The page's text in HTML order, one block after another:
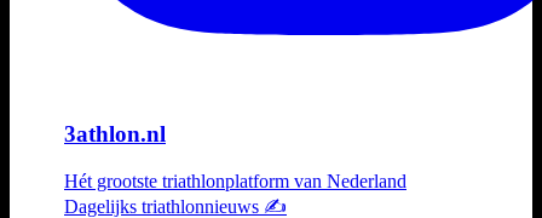
3athlon.nl
Hét grootste triathlonplatform van Nederland
Dagelijks triathlonnieuws ✍️